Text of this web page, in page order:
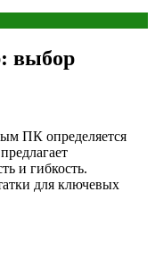
выбор
ПК определяется
и гибкость.
для ключевых